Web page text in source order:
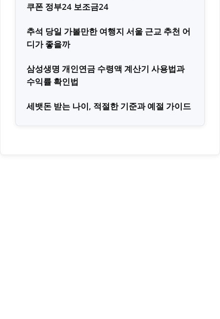
쿠폰 정부24 보조금24
추석 당일 가볼만한 여행지 서울 근교 추천 어
디가 좋을까
삼성생명 개인연금 수령액 계산기 사용법과
수익률 확인법
세뱃돈 받는 나이, 적절한 기준과 예절 가이드